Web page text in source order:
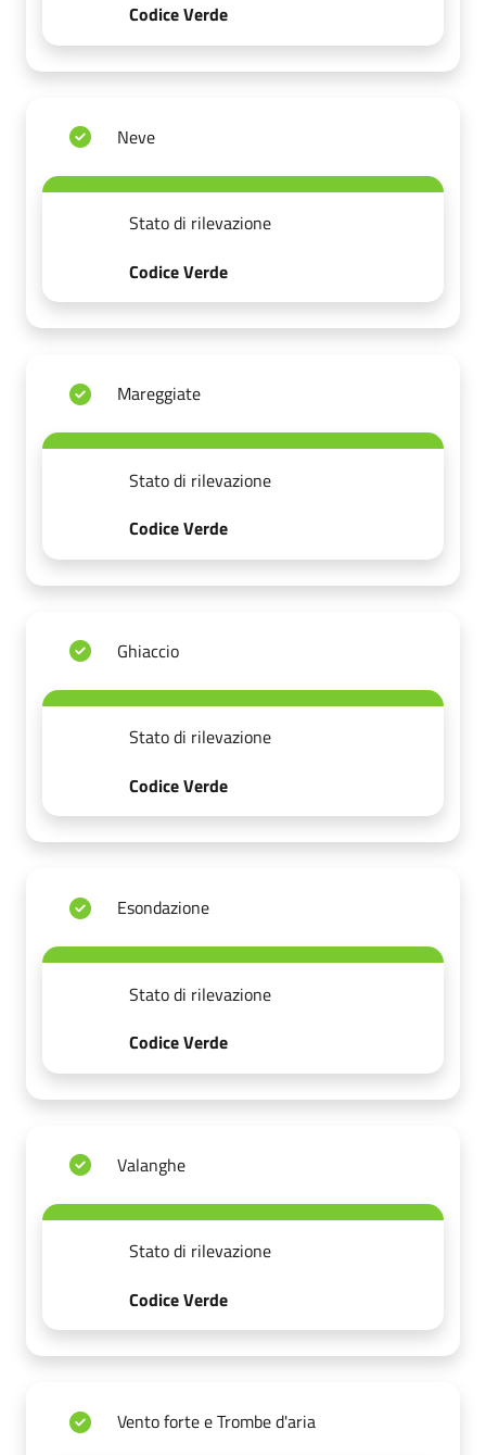
Codice Verde
Neve
Stato di rilevazione
Codice Verde
Mareggiate
Stato di rilevazione
Codice Verde
Ghiaccio
Stato di rilevazione
Codice Verde
Esondazione
Stato di rilevazione
Codice Verde
Valanghe
Stato di rilevazione
Codice Verde
Vento forte e Trombe d'aria